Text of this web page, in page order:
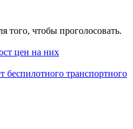
того, чтобы проголосовать.
цен на них
беспилотного транспортного